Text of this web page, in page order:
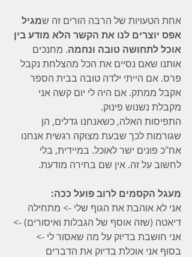
אחת הטעויות של הרבה הורים זה שמגיל
אפס יוצרים לנו את הקשר הלא מודע בין
אוכל לתחושה טובה ונחמה. מחנכים
אותנו שאם נסיים את הכל מהצלחת נקבל
פרס. אם הייתי ילדה טובה בבית הספר
אקבל ממתק. אם היה לי יום קשה אני
מקבלת נשנוש פינוק.
התפיסות האלה, כשאנחנו גדלים, הן
שגורמות לכך שבעת מצוקה רגשית אנחנו
אח"כ פונים ישר לאוכל. במיידית, בלי
לחשוב על זה. אין שם בחירה מודעת.
מעגל הקסמים לרוב פועל ככה:
אני לא אוהבת את הגוף שלי -> מתחילה
דיאטה (שזה אוסף של הגבלות ואיסורים) ->
אני חושבת בדיוק על מה שאסור לי ->
בסוף אני אוכלת בדיוק את הדברים